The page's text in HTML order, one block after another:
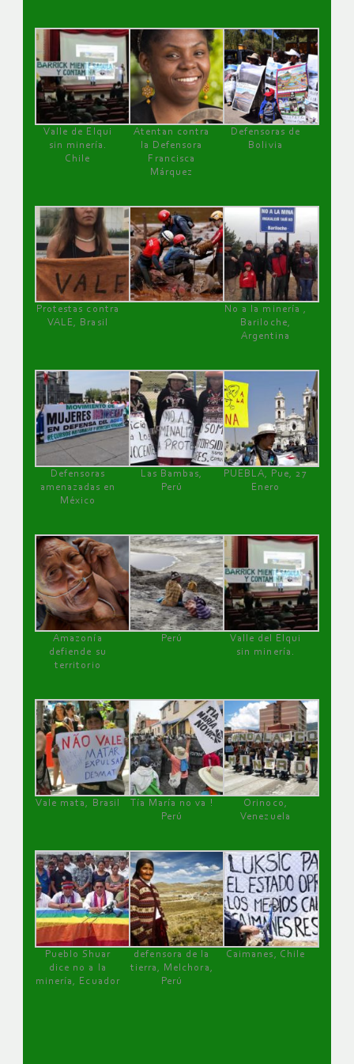
Valle de Elqui
sin minería.
Chile
Atentan contra
la Defensora
Francisca
Márquez
Defensoras de
Bolivia
Protestas contra
VALE, Brasil
No a la minería ,
Bariloche,
Argentina
Defensoras
amenazadas en
México
Las Bambas,
Perú
PUEBLA, Pue, 27
Enero
Amazonía
defiende su
territorio
Perú
Valle del Elqui
sin minería.
Vale mata, Brasil
Tía María no va !
Perú
Orinoco,
Venezuela
Pueblo Shuar
dice no a la
minería, Ecuador
defensora de la
tierra, Melchora,
Perú
Caimanes, Chile